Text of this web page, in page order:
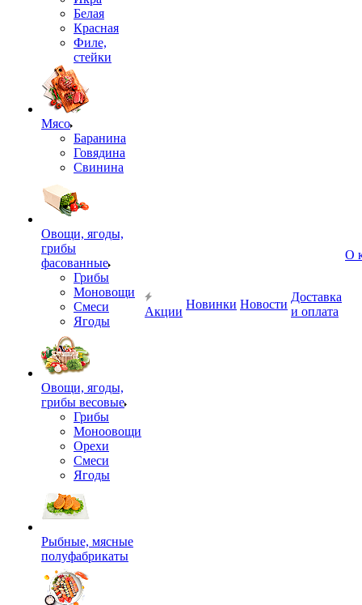
Белая
Красная
Филе,
стейки
Мясо
Баранина
Говядина
Свинина
Овощи, ягоды,
грибы
фасованные
Грибы
Моновощи
Смеси
Ягоды
Овощи, ягоды,
грибы весовые
Грибы
Моноовощи
Орехи
Смеси
Ягоды
Рыбные, мясные
полуфабрикаты
Акции
Новинки Новости
Доставка
и оплата
О